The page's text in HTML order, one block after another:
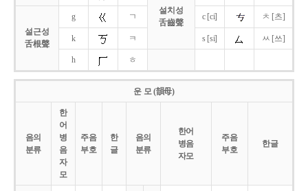
설치성
舌齒聲
설근성
舌根聲
g ㄱ c [ci] ㅊ [츠]
k ㅋ s [si] ㅆ [쓰]
h ㅎ
운 모 (韻母)
음의
분류
한
어
병
음
자
모
주음
부호
한
글
음의
분류
한어
병음
자모
주음
부호
한글